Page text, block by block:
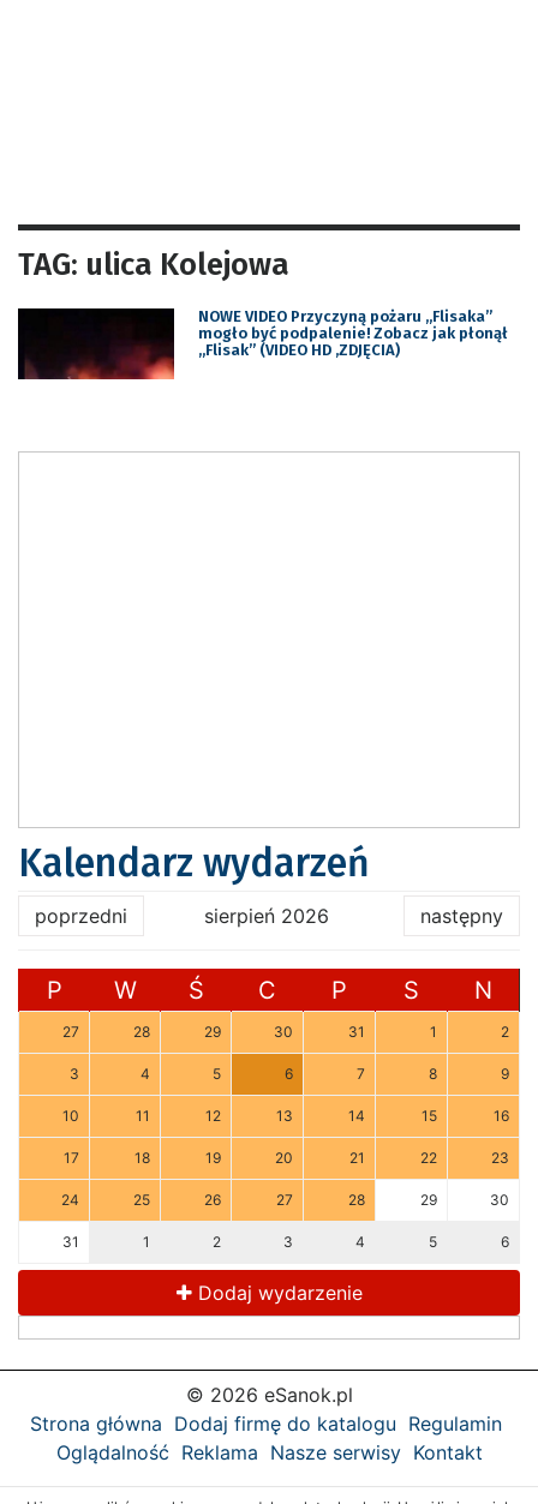
TAG: ulica Kolejowa
NOWE VIDEO Przyczyną pożaru „Flisaka”
mogło być podpalenie! Zobacz jak płonął
„Flisak” (VIDEO HD ,ZDJĘCIA)
Kalendarz wydarzeń
poprzedni sierpień 2026 następny
P W Ś C P S N
27 28 29 30 31 1 2
3 4 5 6 7 8 9
10 11 12 13 14 15 16
17 18 19 20 21 22 23
24 25 26 27 28 29 30
31 1 2 3 4 5 6
Dodaj wydarzenie
© 2026 eSanok.pl
Strona główna Dodaj firmę do katalogu Regulamin
Oglądalność Reklama Nasze serwisy Kontakt